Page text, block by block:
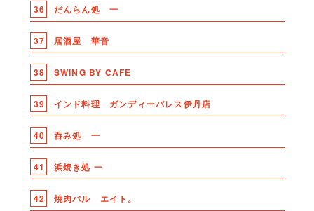
36 だんらん処 一
37 居酒屋 華音
38 SWING BY CAFE
39 インド料理 ガンディーパレス伊丹店
40 呑み処 一
41 浜焼き処 一
42 焼肉バル エイト。